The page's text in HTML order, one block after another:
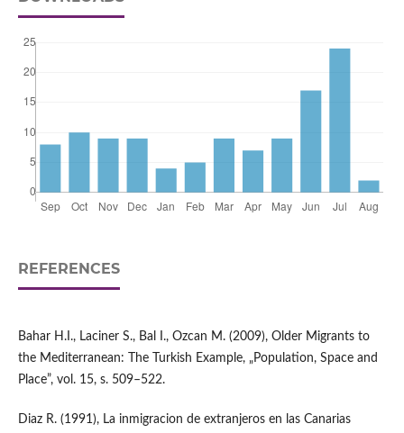
REFERENCES
Bahar H.I., Laciner S., Bal I., Ozcan M. (2009), Older Migrants to
the Mediterranean: The Turkish Example, „Population, Space and
Place”, vol. 15, s. 509–522.
Diaz R. (1991), La inmigracion de extranjeros en las Canarias